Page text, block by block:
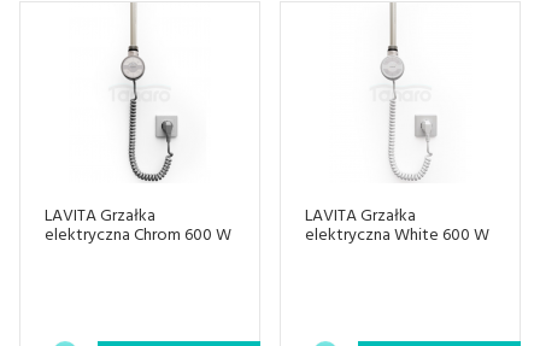
LAVITA Grzałka
elektryczna Chrom 600 W
LAVITA Grzałka
elektryczna White 600 W